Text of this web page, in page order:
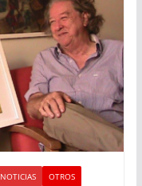
NOTICIAS
OTROS